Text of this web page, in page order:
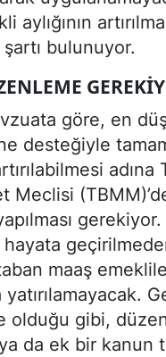
aylığının
bulunuyor.
göre, en
desteğiyle
adına
Meclisi
gerekiyor.
maaş
yatırılamayacak.
olduğu gibi,
da ek bir kanun